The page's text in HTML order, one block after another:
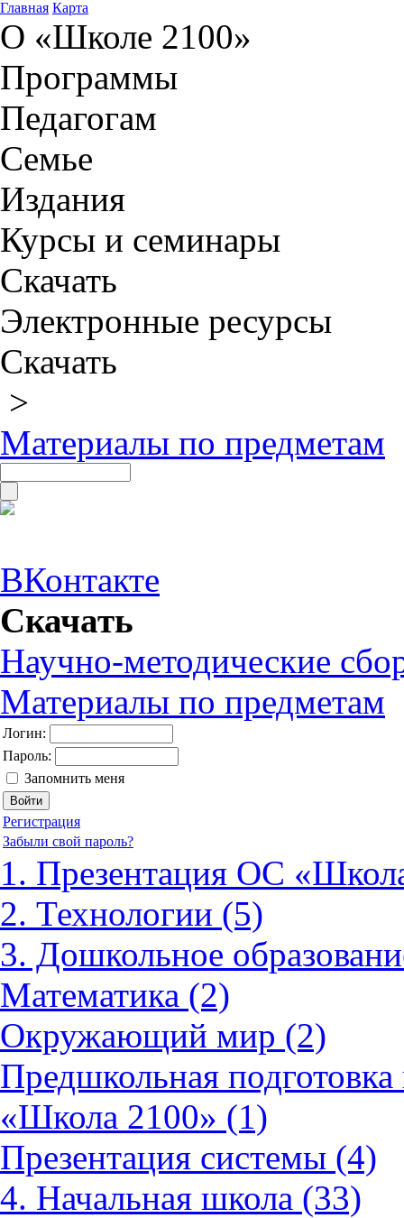
Главная Карта
О «Школе 2100»
Программы
Педагогам
Семье
Издания
Курсы и семинары
Скачать
Электронные ресурсы
Скачать
>
Материалы по предметам
ВКонтакте
Скачать
Научно-методические
Материалы по предметам
Логин:
Пароль:
Запомнить меня
Регистрация
Забыли свой пароль?
1. Презентация ОС
2. Технологии (5)
3. Дошкольное
Математика (2)
Окружающий мир (2)
Предшкольная
«Школа 2100» (1)
Презентация системы (4)
4. Начальная школа (33)